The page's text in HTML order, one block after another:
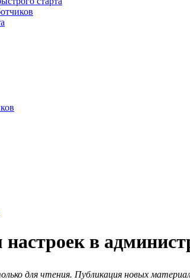
в
для чтения. Публикация новых